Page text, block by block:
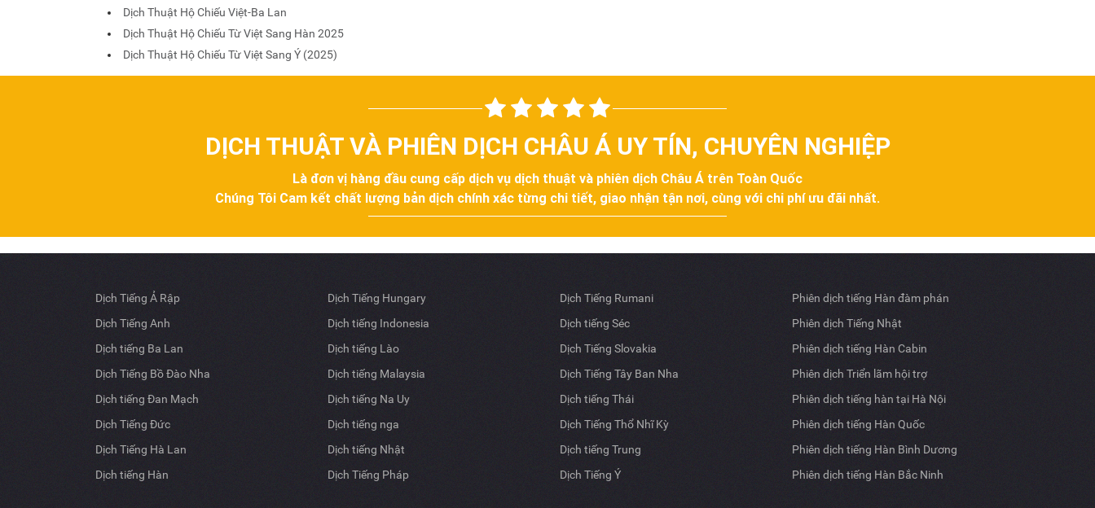
Dịch Thuật Hộ Chiếu Việt-Ba Lan
Dịch Thuật Hộ Chiếu Từ Việt Sang Hàn 2025
Dịch Thuật Hộ Chiếu Từ Việt Sang Ý (2025)
DỊCH THUẬT VÀ PHIÊN DỊCH CHÂU Á UY TÍN, CHUYÊN NGHIỆP
Là đơn vị hàng đầu cung cấp dịch vụ dịch thuật và phiên dịch Châu Á trên Toàn Quốc
Chúng Tôi Cam kết chất lượng bản dịch chính xác từng chi tiết, giao nhận tận nơi, cùng với chi phí ưu đãi nhất.
Dịch Tiếng Ả Rập
Dịch Tiếng Anh
Dịch tiếng Ba Lan
Dịch Tiếng Bồ Đào Nha
Dịch tiếng Đan Mạch
Dịch Tiếng Đức
Dịch Tiếng Hà Lan
Dịch tiếng Hàn
Dịch Tiếng Hungary
Dịch tiếng Indonesia
Dịch tiếng Lào
Dịch tiếng Malaysia
Dịch tiếng Na Uy
Dịch tiếng nga
Dịch tiếng Nhật
Dịch Tiếng Pháp
Dịch Tiếng Rumani
Dịch tiếng Séc
Dịch Tiếng Slovakia
Dịch Tiếng Tây Ban Nha
Dịch tiếng Thái
Dịch Tiếng Thổ Nhĩ Kỳ
Dịch tiếng Trung
Dịch Tiếng Ý
Phiên dịch tiếng Hàn đàm phán
Phiên dịch Tiếng Nhật
Phiên dịch tiếng Hàn Cabin
Phiên dịch Triển lãm hội trợ
Phiên dịch tiếng hàn tại Hà Nội
Phiên dịch tiếng Hàn Quốc
Phiên dịch tiếng Hàn Bình Dương
Phiên dịch tiếng Hàn Bắc Ninh